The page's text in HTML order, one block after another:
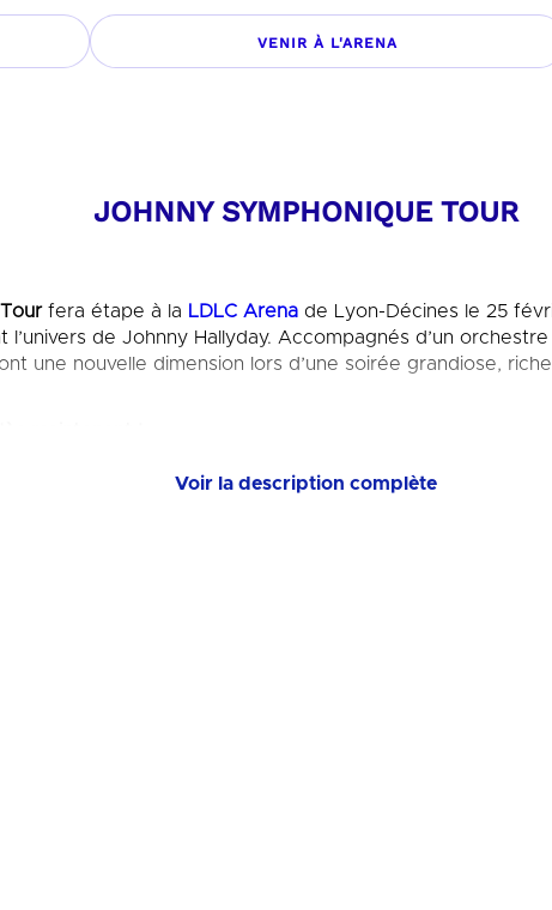
VENIR À L'ARENA
JOHNNY SYMPHONIQUE TOUR
fera étape à la LDLC Arena de Lyon-Décines le 25
de Johnny Hallyday. Accompagnés d’un
une nouvelle dimension lors d’une soirée grandiose,
Voir la description complète